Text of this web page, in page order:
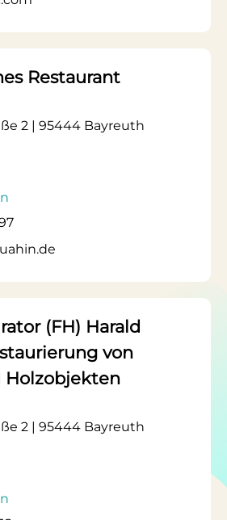
Restaurant
2 | 95444 Bayreuth
(FH) Harald
von
Holzobjekten
2 | 95444 Bayreuth